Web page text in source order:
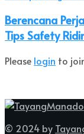
Berencana
Tips Safety
Please login to
© 2024 by